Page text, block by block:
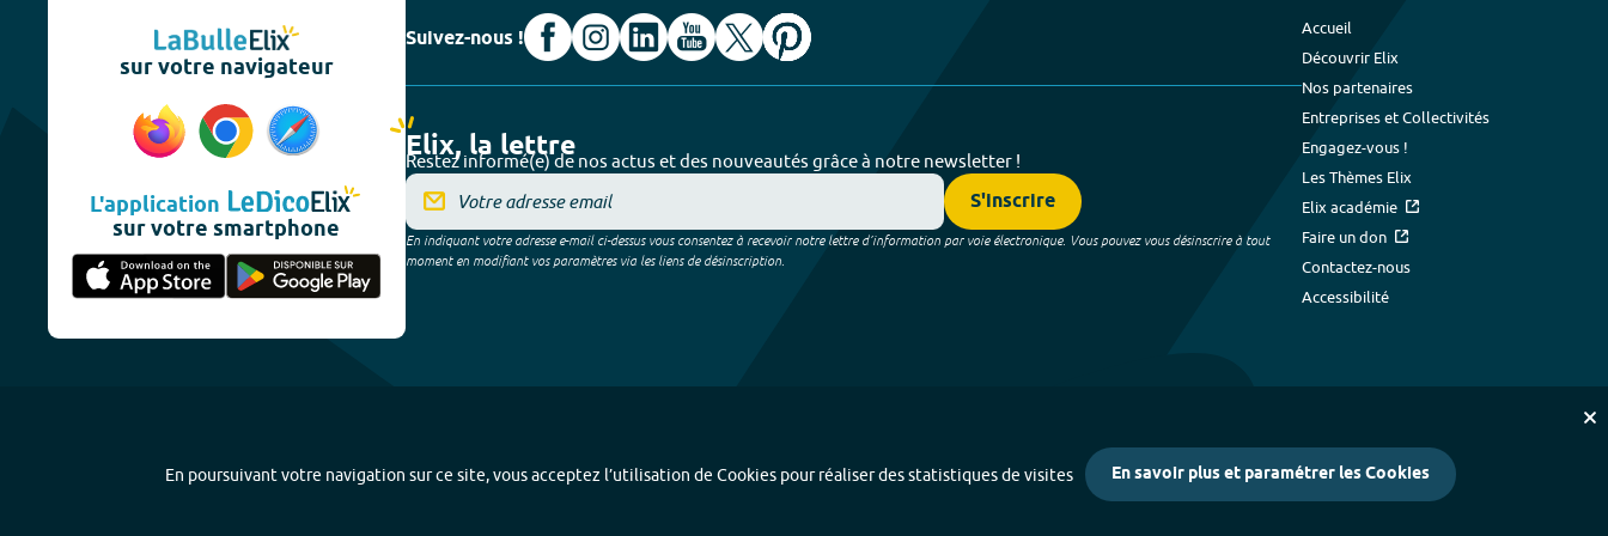
sur votre navigateur
L'application
sur votre smartphone
Suivez-nous !
Elix, la lettre
Restez informé(e) de nos actus et des nouveautés grâce à notre newsletter !
S'inscrire
En indiquant votre adresse e-mail ci-dessus vous consentez à recevoir notre lettre d’information par voie électronique. Vous pouvez vous désinscrire à tout
moment en modifiant vos paramètres via les liens de désinscription.
Accueil
Découvrir Elix
Nos partenaires
Entreprises et Collectivités
Engagez-vous !
Les Thèmes Elix
Elix académie
Faire un don
Contactez-nous
Accessibilité
En poursuivant votre navigation sur ce site, vous acceptez l’utilisation de Cookies pour réaliser des statistiques de visites En savoir plus et paramétrer les Cookies